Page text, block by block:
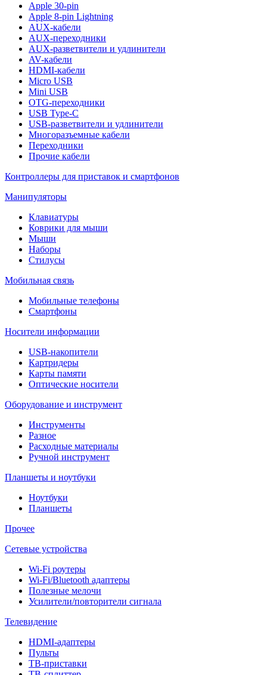
Apple 30-pin
Apple 8-pin Lightning
AUX-кабели
AUX-переходники
AUX-разветвители и удлинители
AV-кабели
HDMI-кабели
Micro USB
Mini USB
OTG-переходники
USB Type-C
USB-разветвители и удлинители
Многоразъемные кабели
Переходники
Прочие кабели
Контроллеры для приставок и смартфонов
Манипуляторы
Клавиатуры
Коврики для мыши
Мыши
Наборы
Стилусы
Мобильная связь
Мобильные телефоны
Смартфоны
Носители информации
USB-накопители
Картридеры
Карты памяти
Оптические носители
Оборудование и инструмент
Инструменты
Разное
Расходные материалы
Ручной инструмент
Планшеты и ноутбуки
Ноутбуки
Планшеты
Прочее
Сетевые устройства
Wi-Fi роутеры
Wi-Fi/Bluetooth адаптеры
Полезные мелочи
Усилители/повторители сигнала
Телевидение
HDMI-адаптеры
Пульты
ТВ-приставки